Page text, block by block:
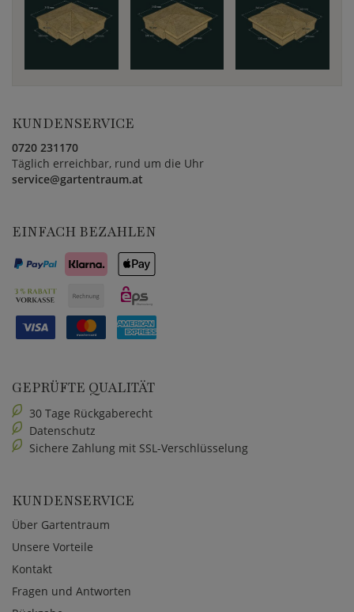
KUNDENSERVICE
0720 231170
Täglich erreichbar, rund um die Uhr
service@gartentraum.at
EINFACH BEZAHLEN
GEPRÜFTE QUALITÄT
30 Tage Rückgaberecht
Datenschutz
Sichere Zahlung mit SSL-Verschlüsselung
KUNDENSERVICE
Über Gartentraum
Unsere Vorteile
Kontakt
Fragen und Antworten